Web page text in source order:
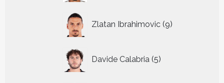
Zlatan Ibrahimovic 9
producten
Davide Calabria 5
producten